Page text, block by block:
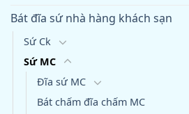
Bát đĩa sứ nhà hàng khách sạn
Sứ Ck
Sứ MC
Đĩa sứ MC
Bát chấm đĩa chấm MC